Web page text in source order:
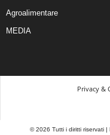
Agroalimentare
MEDIA
Privacy &
© 2026 Tutti i diritti riservati |